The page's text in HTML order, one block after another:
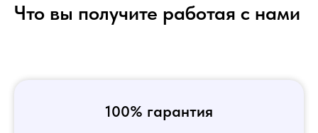
Что вы получите работая с нами
100% гарантия